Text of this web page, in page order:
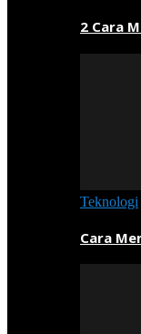
2 Cara
Teknologi
Cara